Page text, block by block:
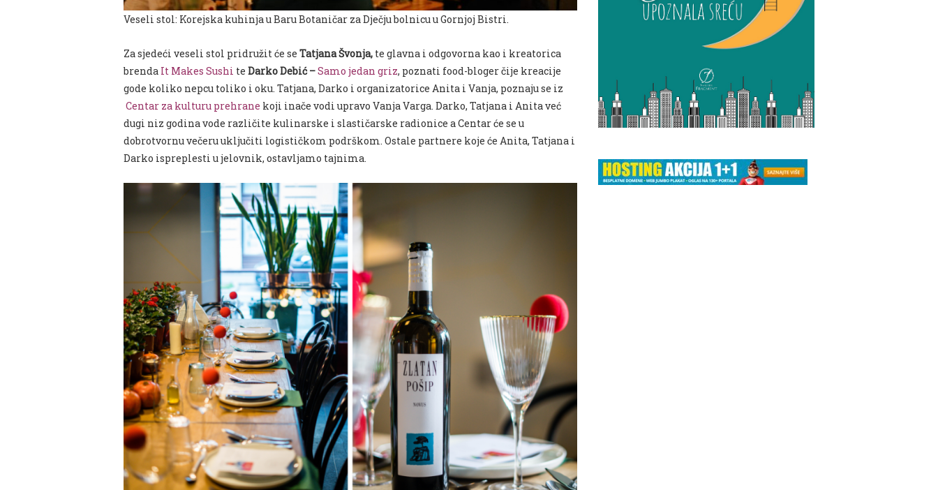
Veseli stol: Korejska kuhinja u Baru Botaničar za Dječju bolnicu u Gornjoj Bistri.
Za sjedeći veseli stol pridružit će se Tatjana Švonja, te glavna i odgovorna kao i kreatorica
brenda It Makes Sushi te Darko Debić –Samo jedan griz, poznati food-bloger čije kreacije
gode koliko nepcu toliko i oku. Tatjana, Darko i organizatorice Anita i Vanja, poznaju se iz
Centar za kulturu prehrane koji inače vodi upravo Vanja Varga. Darko, Tatjana i Anita već
dugi niz godina vode različite kulinarske i slastičarske radionice a Centar će se u
dobrotvornu večeru uključiti logističkom podrškom. Ostale partnere koje će Anita, Tatjana i
Darko ispreplesti u jelovnik, ostavljamo tajnima.